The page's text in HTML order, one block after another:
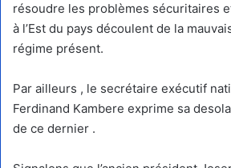
résoudre les problèmes sécuritaires
à l’Est du pays découlent de la
régime présent.
Par ailleurs , le secrétaire exécutif
Ferdinand Kambere exprime sa
de ce dernier .